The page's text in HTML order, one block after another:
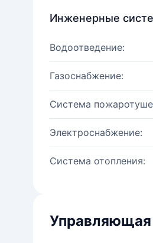
Инженерные
Водоотведение:
Газоснабжение:
Система
Электроснабжение:
Система отопления:
Управляющая